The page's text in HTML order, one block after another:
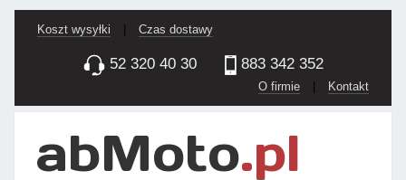
Koszt wysyłki Czas dostawy
52 320 40 30 883 342 352
O firmie | Kontakt